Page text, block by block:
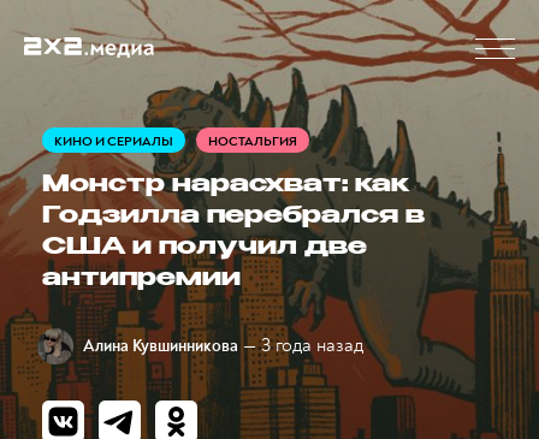
КИНО И СЕРИАЛЫ НОСТАЛЬГИЯ
Монстр нарасхват: как
Годзилла перебрался в
США и получил две
антипремии
Алина Кувшинникова — 3 года назад